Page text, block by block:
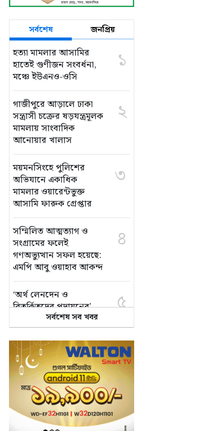
সর্বশেষ জনপ্রিয়
হত্যা মামলার আসামির
হাতেই গুণীজন সংবর্ধনা,
মঞ্চে ইউএনও-ওসি
১
গাজীপুরে আড়ালে ঢাকা
সন্ত্রাসী চক্রের ষড়যন্ত্রমূলক
মামলায় সাংবাদিক
আনোয়ার খালাস
২
ময়মনসিংহে পুলিশের
অভিযানে একাধিক
মামলার ওয়ারেন্টভুক্ত
আসামি ফারুক গ্রেপ্তার
৩
সম্মিলিত আত্মত্যাগ ও
সংগ্রামের ফলেই
গণঅভ্যুত্থান সফল হয়েছে:
এমপি আবু ওয়াহাব আকন্দ
৪
‘অর্থ লেনদেন ও
বিতর্কিতদের পদায়নের’
অভিযোগ, ঈশ্বরগঞ্জে
ছাত্রলীগের একাংশের ঝাড়ু
মিছিল
৫
মানসম্মত শিক্ষা নিশ্চিতে
শ্যামপুরে তৎপর শিক্ষা
অফিসার শাপলা খানম
৬
তাৎক্ষণিক খাদ্য পরীক্ষা
সর্বশেষ সব খবর